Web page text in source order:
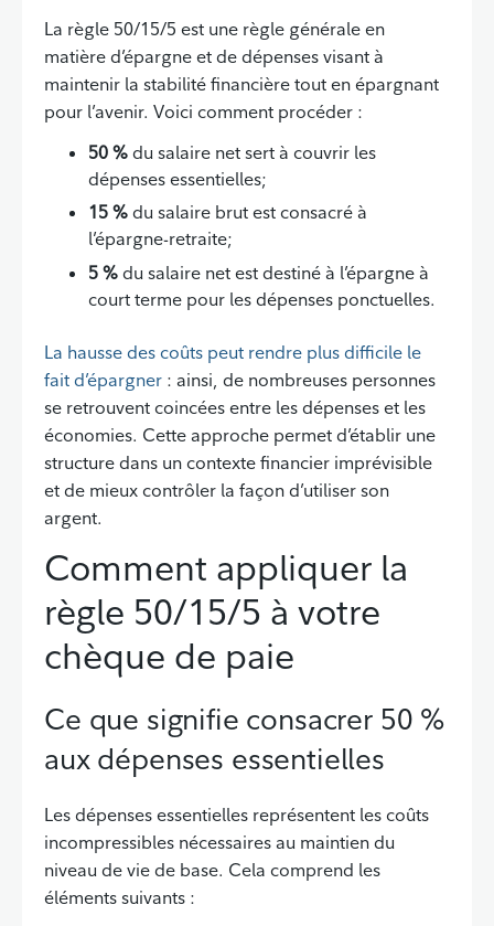
La règle 50/15/5 est une règle générale en
matière d’épargne et de dépenses visant à
maintenir la stabilité financière tout en épargnant
pour l’avenir. Voici comment procéder :
50 % du salaire net sert à couvrir les
dépenses essentielles;
15 % du salaire brut est consacré à
l’épargne-retraite;
5 % du salaire net est destiné à l’épargne à
court terme pour les dépenses ponctuelles.
La hausse des coûts peut rendre plus difficile le
fait d’épargner : ainsi, de nombreuses personnes
se retrouvent coincées entre les dépenses et les
économies. Cette approche permet d’établir une
structure dans un contexte financier imprévisible
et de mieux contrôler la façon d’utiliser son
argent.
Retour à la table des matières
Comment appliquer la
règle 50/15/5 à votre
chèque de paie
Ce que signifie consacrer 50 %
aux dépenses essentielles
Les dépenses essentielles représentent les coûts
incompressibles nécessaires au maintien du
niveau de vie de base. Cela comprend les
éléments suivants :